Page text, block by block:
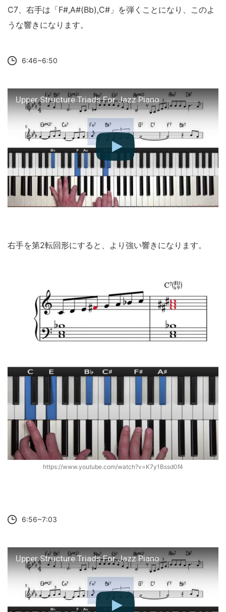
C7、右手は「F#,A#(Bb),C#」を弾くことになり、このよ
うな響きになります。
6:46~6:50
Upper Structure Triads For Jazz Piano
右手を第2転回形にすると、より強い響きになります。
https://www.youtube.com/watch?v=K7y1Bssd0f4
6:56~7:03
Upper Structure Triads For Jazz Piano